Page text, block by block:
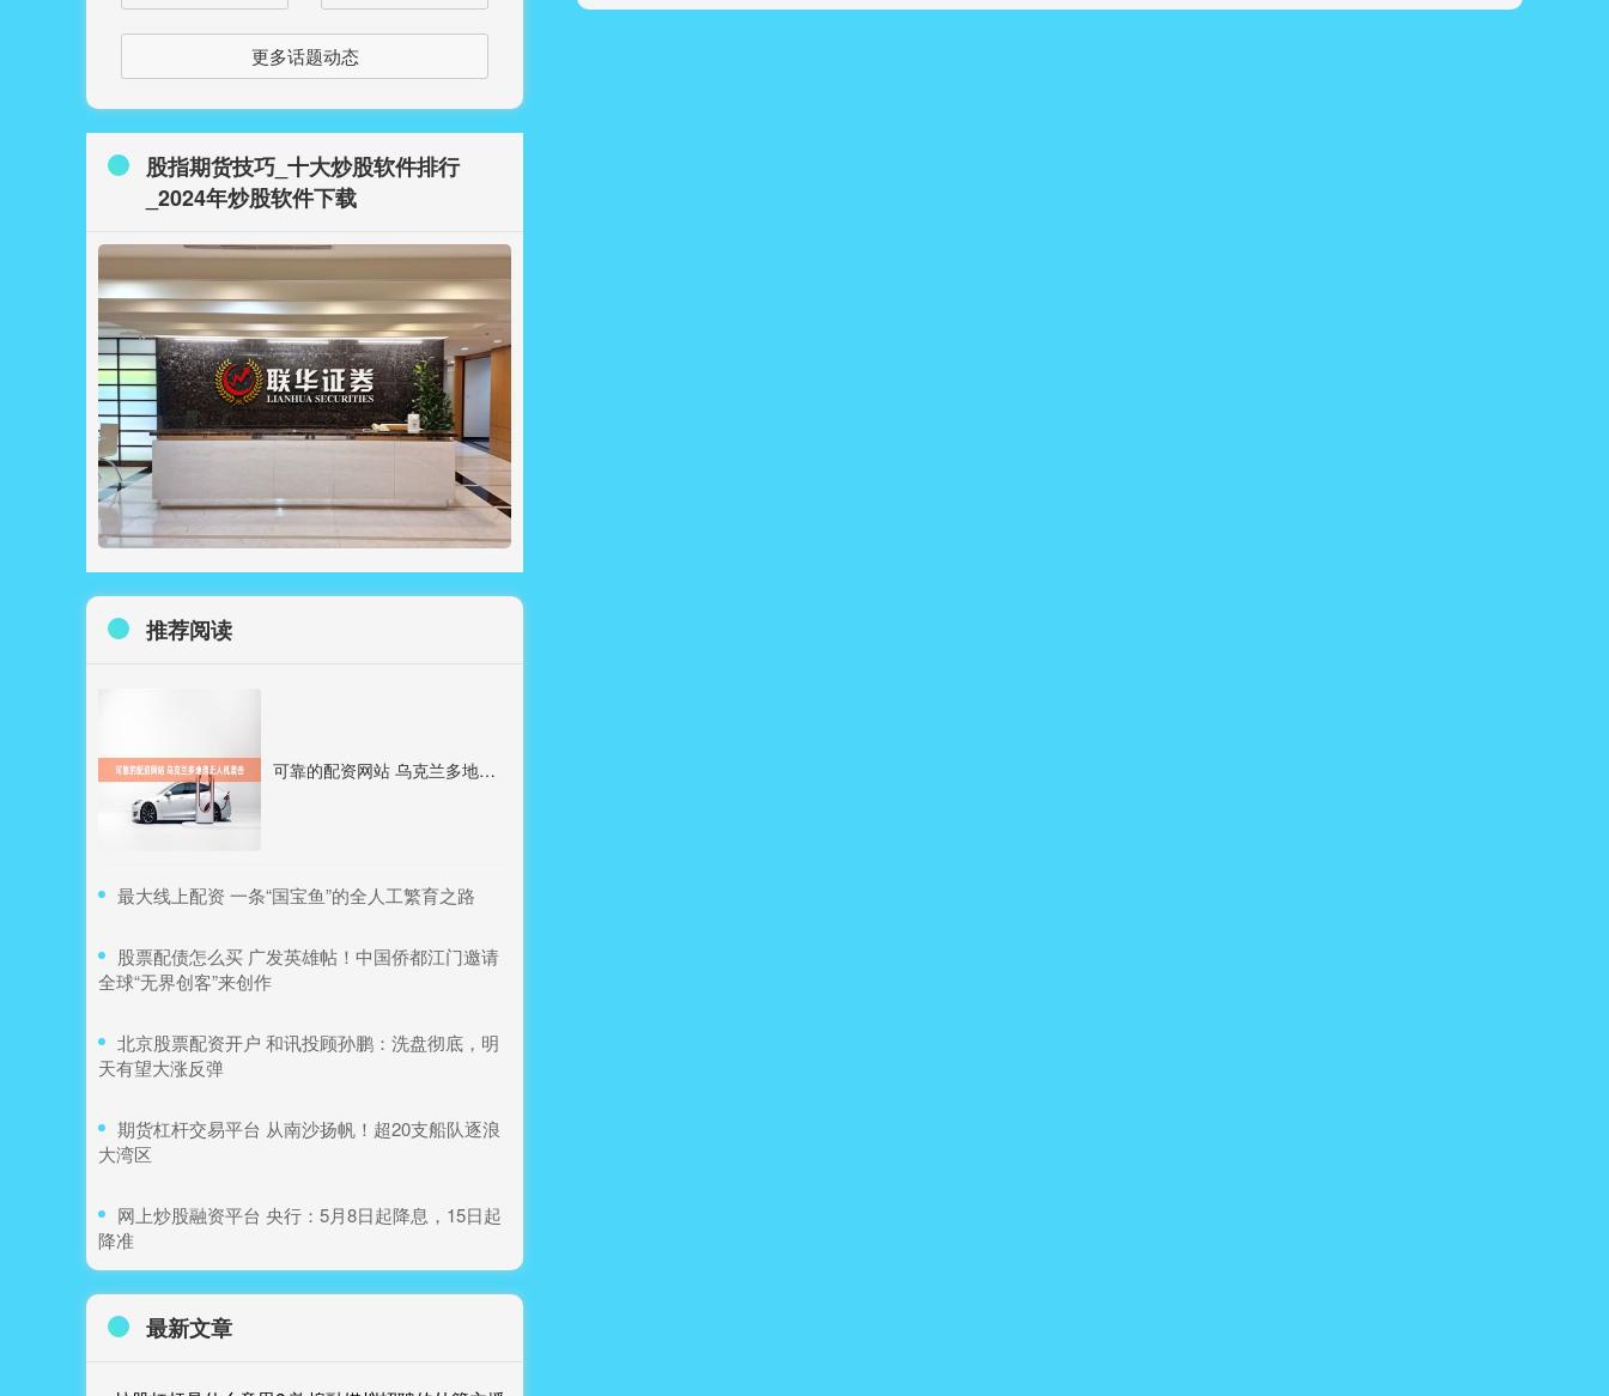
更多话题动态
股指期货技巧_十大炒股软件排行
_2024年炒股软件下载
推荐阅读
可靠的配资网站 乌克兰多地遭无人机袭击
​最大线上配资 一条“国宝鱼”的全人工繁育之路
​股票配债怎么买 广发英雄帖！中国侨都江门邀请
全球“无界创客”来创作
​北京股票配资开户 和讯投顾孙鹏：洗盘彻底，明
天有望大涨反弹
​期货杠杆交易平台 从南沙扬帆！超20支船队逐浪
大湾区
​网上炒股融资平台 央行：5月8日起降息，15日起
降准
最新文章